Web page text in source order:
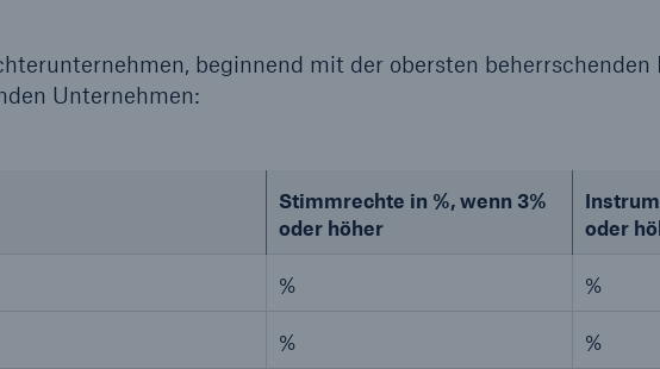
beginnend mit der obersten beherrschenden
Unternehmen:
Stimmrechte in %, wenn 3%
oder höher
oder
% %
% %